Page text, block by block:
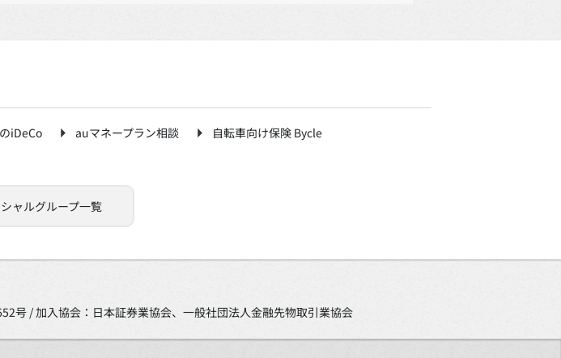
iDeCo auマネープラン相談
自転車向け保険 Bycle
ャルグループ一覧
号 / 加入協会：日本証券業協会、一般社団法人金融先物取引業協会